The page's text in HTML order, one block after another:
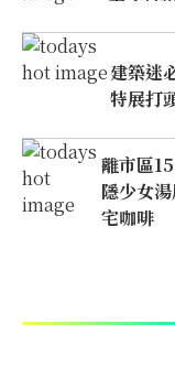
建築迷
特展打
離市區
隱少女
宅咖啡